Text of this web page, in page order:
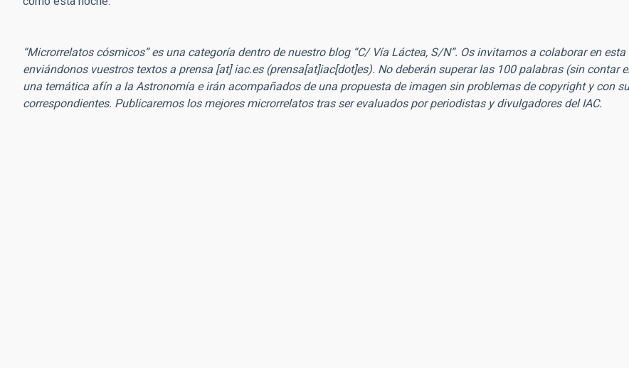
“Microrrelatos cósmicos” es una categoría dentro de nuestro blog “C/ Vía Láctea, S/N”. Os invitamos a colaborar en esta
enviándonos vuestros textos a prensa [at]iac.es(prensa[at]iac[dot]es). No deberán superar las 100 palabras (sin contar
una temática afín a la Astronomía e irán acompañados de una propuesta de imagen sin problemas de copyright y con
correspondientes. Publicaremos los mejores microrrelatos tras ser evaluados por periodistas y divulgadores del IAC.